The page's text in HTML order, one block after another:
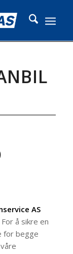
AS
å sikre en
for begge